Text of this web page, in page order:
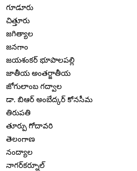
గూడూరు
చిత్తూరు
జగిత్యాల
జనగాం
జయశంకర్ భూపాలపల్లి
జాతీయ అంతర్జాతీయ
జోగులాంబ గద్వాల
డా. బిఆర్ అంబేద్కర్ కోనసీమ
తిరుపతి
తూర్పు గోదావరి
తెలంగాణ
నంద్యాల
నాగర్‌కర్నూల్